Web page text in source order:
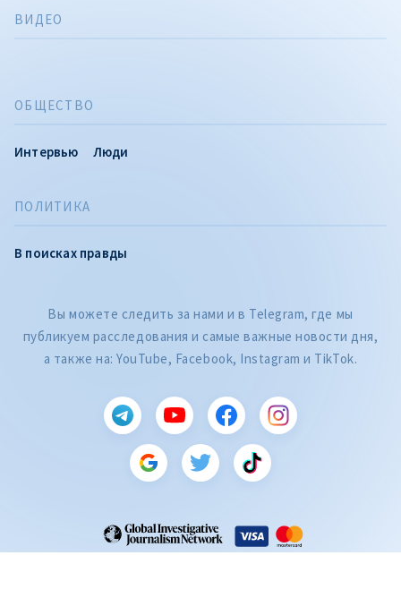
ПОЛИТИКА
В поисках правды
ОБЩЕСТВО
Интервью Люди
ВИДЕО
Вы можете следить за нами и в Telegram, где мы
публикуем расследования и самые важные новости дня,
а также на: YouTube, Facebook, Instagram и TikTok.